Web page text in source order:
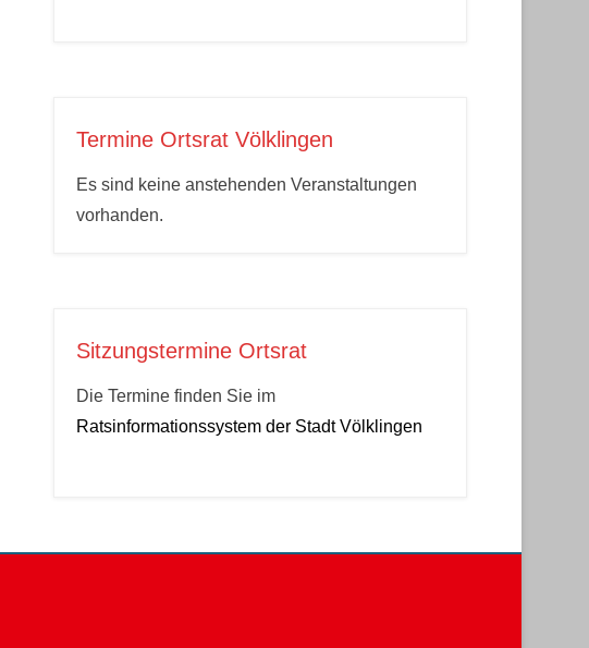
Termine Ortsrat Völklingen
Es sind keine anstehenden Veranstaltungen
vorhanden.
Sitzungstermine Ortsrat
Die Termine finden Sie im
Ratsinformationssystem der Stadt Völklingen